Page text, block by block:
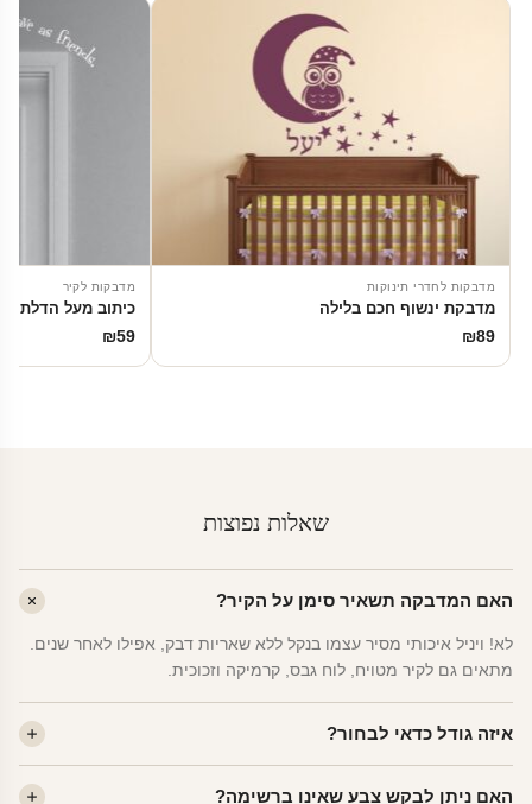
מדבקות לחדרי תינוקות
מדבקת ינשוף חכם בלילה
₪89
מדבקות לקיר
כיתוב מעל הדלת
₪59
שאלות נפוצות
האם המדבקה תשאיר סימן על הקיר?
לא! ויניל איכותי מסיר עצמו בנקל ללא שאריות דבק, אפילו לאחר שנים.
מתאים גם לקיר מטויח, לוח גבס, קרמיקה וזכוכית.
איזה גודל כדאי לבחור?
האם ניתן לבקש צבע שאינו ברשימה?